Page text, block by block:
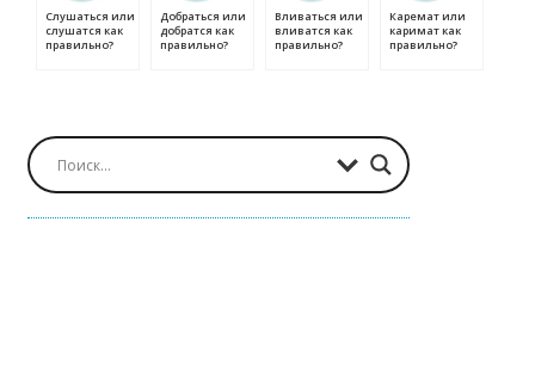
Слушаться или
слушатся как
правильно?
Добраться или
добратся как
правильно?
Вливаться или
вливатся как
правильно?
Каремат или
каримат как
правильно?